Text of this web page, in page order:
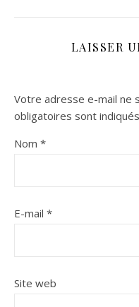
LAISSER
Votre adresse e-mail ne
obligatoires sont
Nom *
E-mail *
Site web